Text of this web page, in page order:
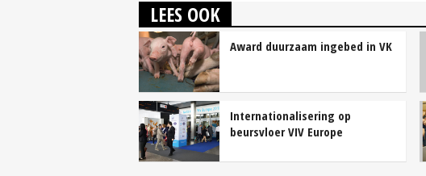
LEES OOK
Award duurzaam ingebed in VK
Internationalisering op
beursvloer VIV Europe